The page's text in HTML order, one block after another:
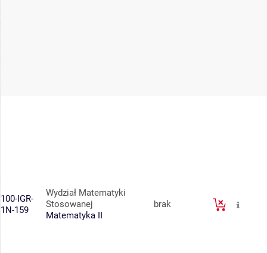
100-IGR-
1N-159
Wydział Matematyki
Stosowanej
Matematyka II
brak